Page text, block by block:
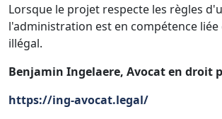
Lorsque le projet respecte les règles
l'administration est en compétence
illégal.
Benjamin Ingelaere, Avocat en droit
https://ing-avocat.legal/